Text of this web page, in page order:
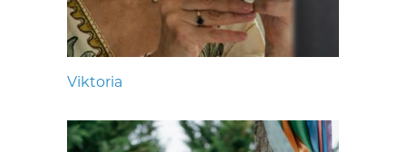
Viktoria